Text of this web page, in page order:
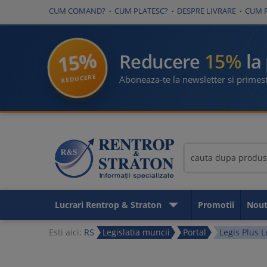
CUM COMAND? CUM PLATESC? DESPRE LIVRARE CUM
15%
REDUCERE
Reducere 15%
Aboneaza-te la newsletter si
Lucrari Rentrop & Straton Promotii
Esti aici: RS Legislatia muncii Portal Legis Plus